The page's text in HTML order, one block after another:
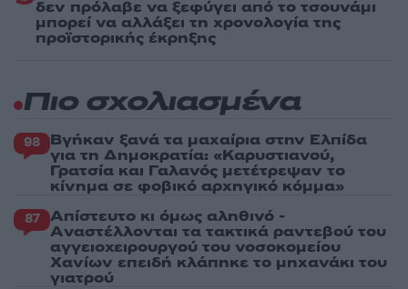
δεν πρόλαβε να ξεφύγει από το τσουνάμι
μπορεί να αλλάξει τη χρονολογία της
προϊστορικής έκρηξης
Πιο σχολιασμένα
98 Βγήκαν ξανά τα μαχαίρια στην Ελπίδα
για τη Δημοκρατία: «Καρυστιανού,
Γρατσία και Γαλανός μετέτρεψαν το
κίνημα σε φοβικό αρχηγικό κόμμα»
87 Απίστευτο κι όμως αληθινό -
Aναστέλλονται τα τακτικά ραντεβού του
αγγειοχειρουργού του νοσοκομείου
Χανίων επειδή κλάπηκε το μηχανάκι του
γιατρού